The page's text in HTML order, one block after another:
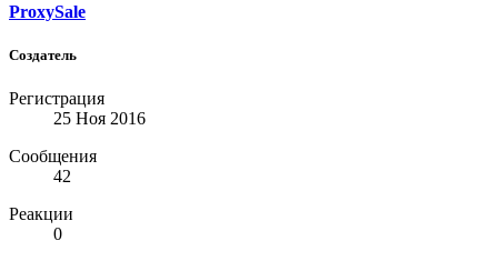
ProxySale
Создатель
Регистрация
25 Ноя 2016
Сообщения
42
Реакции
0